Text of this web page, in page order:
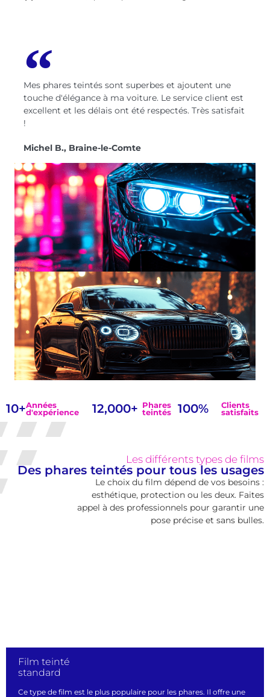
Mes phares teintés sont superbes et ajoutent une
touche d'élégance à ma voiture. Le service client est
excellent et les délais ont été respectés. Très satisfait
!
Michel B., Braine-le-Comte
10+Années
d'expérience 12,000+ Phares
teintés 100% Clients
satisfaits
Les différents types de films
Des phares teintés pour tous les usages
Le choix du film dépend de vos besoins :
esthétique, protection ou les deux. Faites
appel à des professionnels pour garantir une
pose précise et sans bulles.
Film teinté
standard
Ce type de film est le plus populaire pour les phares. Il offre une